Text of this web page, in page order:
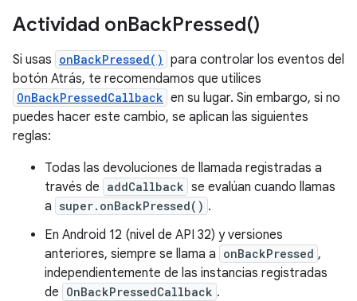
Actividad onBackPressed()
Si usas onBackPressed() para controlar los eventos del
botón Atrás, te recomendamos que utilices
OnBackPressedCallback en su lugar. Sin embargo, si no
puedes hacer este cambio, se aplican las siguientes
reglas:
Todas las devoluciones de llamada registradas a
través de addCallback se evalúan cuando llamas
a super.onBackPressed() .
En Android 12 (nivel de API 32) y versiones
anteriores, siempre se llama a onBackPressed ,
independientemente de las instancias registradas
de OnBackPressedCallback .